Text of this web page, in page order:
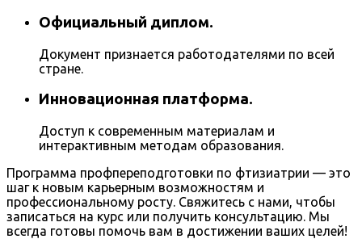
Официальный диплом.
Документ признается работодателями по всей
стране.
Инновационная платформа.
Доступ к современным материалам и
интерактивным методам образования.
Программа профпереподготовки по фтизиатрии — это
шаг к новым карьерным возможностям и
профессиональному росту. Свяжитесь с нами, чтобы
записаться на курс или получить консультацию. Мы
всегда готовы помочь вам в достижении ваших целей!